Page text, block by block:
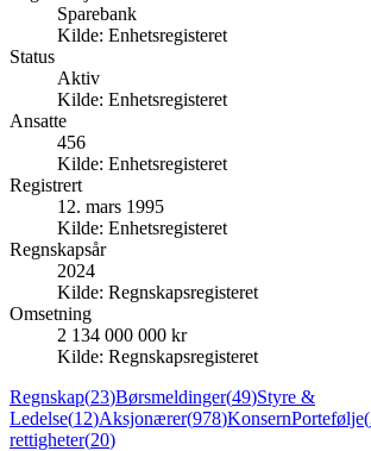
Sparebank
Kilde: Enhetsregisteret
Status
Aktiv
Kilde: Enhetsregisteret
Ansatte
456
Kilde: Enhetsregisteret
Registrert
12. mars 1995
Kilde: Enhetsregisteret
Regnskapsår
2024
Kilde: Regnskapsregisteret
Omsetning
2 134 000 000 kr
Kilde: Regnskapsregisteret
Regnskap(23)Børsmeldinger(49)Styre &
Ledelse(12)Aksjonærer(978)KonsernPortefølje(
rettigheter(20)